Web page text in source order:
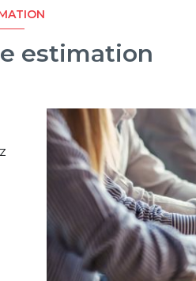
estimation